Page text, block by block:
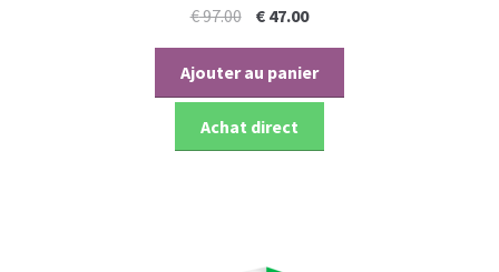
€97.00 Le
prix
initial
était :
€ 97.00.
€ 47.00Le
prix
actuel
est :
Ajouter au panier
Achat direct